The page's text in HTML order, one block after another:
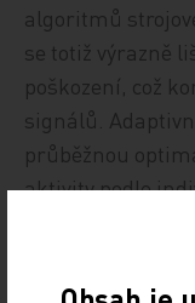
algoritmů
se totiž výrazně
poškození, což
signálů.
průběžnou
aktivity podle
specifických